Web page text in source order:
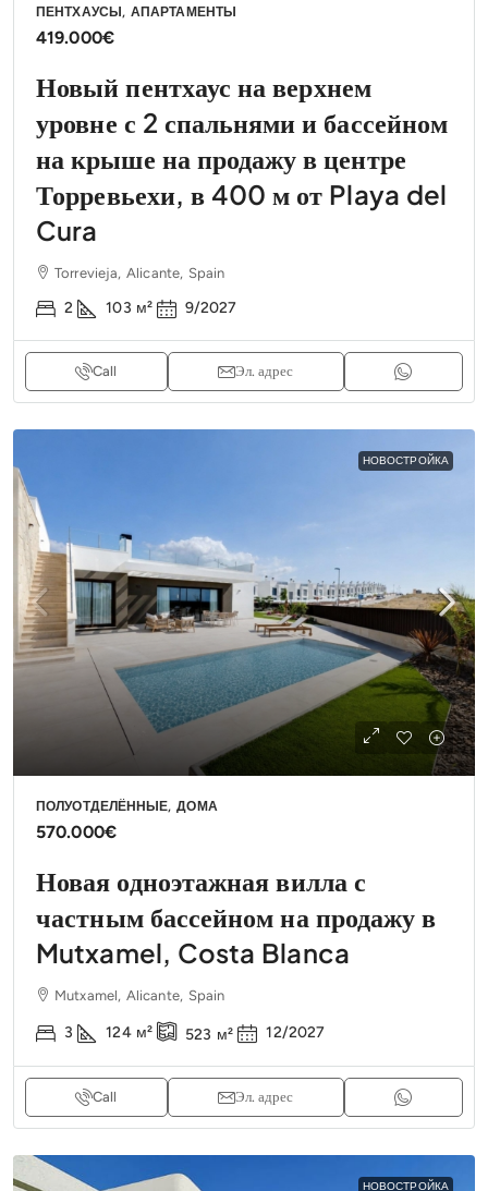
ПЕНТХАУСЫ, АПАРТАМЕНТЫ
419.000€
Новый пентхаус на верхнем
уровне с 2 спальнями и бассейном
на крыше на продажу в центре
Торревьехи, в 400 м от Playa del
Cura
Torrevieja, Alicante, Spain
2 103 м² 9/2027
Call Эл. адрес
НОВОСТРОЙКА
ПОЛУОТДЕЛЁННЫЕ, ДОМА
570.000€
Новая одноэтажная вилла с
частным бассейном на продажу в
Mutxamel, Costa Blanca
Mutxamel, Alicante, Spain
3 124 м² 523 м² 12/2027
Call Эл. адрес
НОВОСТРОЙКА